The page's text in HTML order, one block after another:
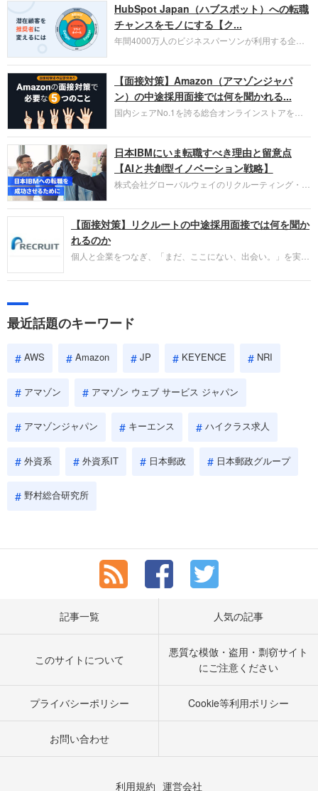
HubSpot Japan（ハブスポット）への転職
チャンスをモノにする【ク...
年間4000万人のビジネスパーソンが利用する企業
お勧めするイチオシ企業をご紹介します。今回はク
ラウド型CRMプラットフォームを提供する
HubSpot Japan（ハブスポット・ジャパン）株式会
社です。採用面接対策の企業研究にご活用くださ
い。
【面接対策】Amazon（アマゾンジャパ
ン）の中途採用面接では何を聞かれる...
国内シェアNo.1を誇る総合オンラインストアを運
圧倒的な存在感を持つAmazon。中途採用面接では
過去の具体的な業務成果やリーダーシップの発揮、
失敗からの学びが重視され、人間性やカルチャーフ
ィットも評価対象となり、長期的に成長できる仲間
であるかを多角的に審査されます。
日本IBMにいま転職すべき理由と留意点
【AIと共創型イノベーション戦略】
株式会社グローバルウェイのリクルーティング・パ
パーソンが利用する企業口コミサイト「キャリコ
ネ」の転職エージェントがお勧めするイチオシ企業
IBMです。採用面接対策の企業研究にご活用くださ
い。
【面接対策】リクルートの中途採用面接では何を聞か
れるのか
個人と企業をつなぎ、「まだ、ここにない、出会い。」を実現
やこれまでの成果を具体的に問われるほか、「人間性」も評価
しょう。
最近話題のキーワード
AWS Amazon JP KEYENCE NRI
アマゾン アマゾン ウェブ サービス ジャパン
アマゾンジャパン キーエンス ハイクラス求人
外資系 外資系IT 日本郵政 日本郵政グループ
野村総合研究所
記事一覧 人気の記事
このサイトについて
悪質な模倣・盗用・剽窃サイト
にご注意ください
プライバシーポリシー Cookie等利用ポリシー
お問い合わせ
利用規約 運営会社